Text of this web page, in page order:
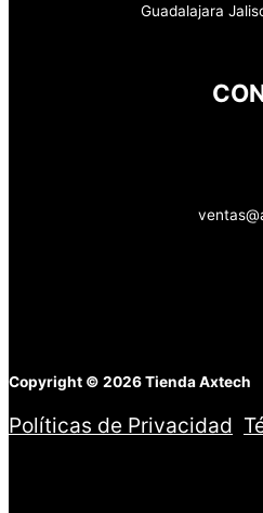
Guadalajara
Copyright © 2026 Tienda Axtech
Políticas de Privacidad